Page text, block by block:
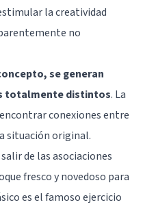
la creatividad
no
se generan
totalmente distintos. La
conexiones entre
situación original.
de las asociaciones
fresco y novedoso para
es el famoso ejercicio